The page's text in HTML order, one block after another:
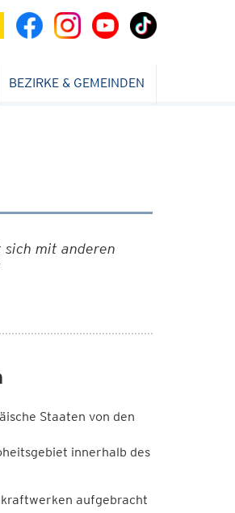
BEZIRKE & GEMEINDEN
mit anderen
Staaten von den
innerhalb des
aufgebracht